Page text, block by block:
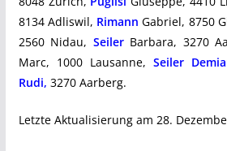
8134 Adliswil, Rimann Gabriel, 8750
2560 Nidau, SeilerBarbara, 3270
Marc, 1000 Lausanne, Seiler
Rudi, 3270 Aarberg.
Letzte Aktualisierung am 28.